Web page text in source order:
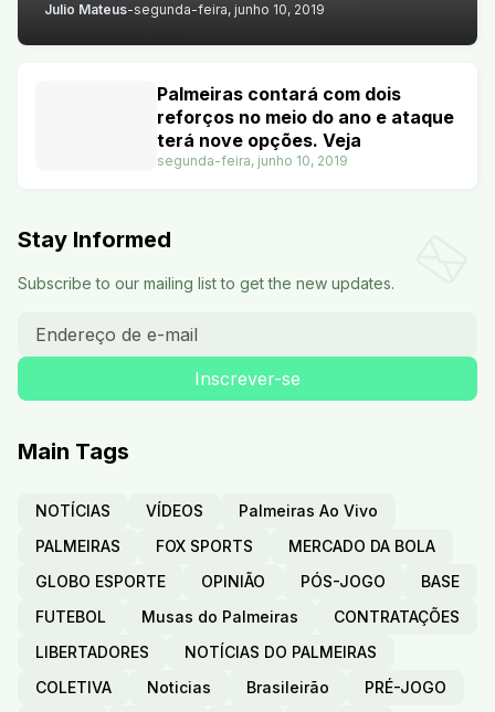
Julio Mateus-segunda-feira, junho 10, 2019
Palmeiras contará com dois
reforços no meio do ano e ataque
terá nove opções. Veja
segunda-feira, junho 10, 2019
Stay Informed
Subscribe to our mailing list to get the new updates.
Main Tags
NOTÍCIAS VÍDEOS
Palmeiras Ao Vivo
PALMEIRAS
FOX SPORTS
MERCADO DA BOLA
GLOBO ESPORTE
OPINIÃO PÓS-JOGO
BASE
FUTEBOL
Musas do Palmeiras
CONTRATAÇÕES
LIBERTADORES
NOTÍCIAS DO PALMEIRAS
COLETIVA
Noticias Brasileirão
PRÉ-JOGO